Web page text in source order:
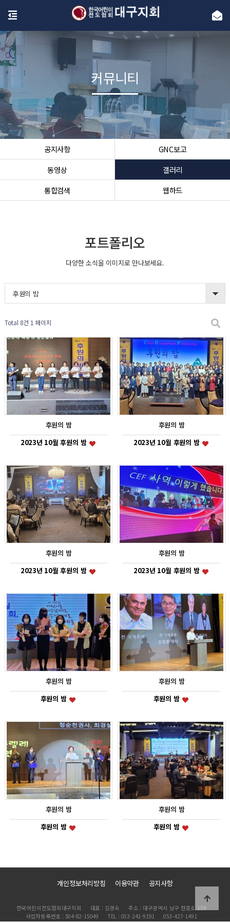
공지사항
GNC보고
동영상
갤러리
통합검색
웹하드
커뮤니티
포트폴리오
다양한 소식을 이미지로 만나보세요.
후원의 밤
Total 8건 1 페이지
후원의 밤
2023년 10월 후원의 밤
후원의 밤
2023년 10월 후원의 밤
후원의 밤
2023년 10월 후원의 밤
후원의 밤
2023년 10월 후원의 밤
후원의 밤
후원의 밤
후원의 밤
후원의 밤
후원의 밤
후원의 밤
후원의 밤
후원의 밤
개인정보처리방침 이용약관 공지사항
한국어린이전도협회대구지회 대표 : 김경숙
주소 : 대구광역시 남구 현충로 159
사업자등록번호 : 504-82-15049
TEL : 053-241-9191
053-427-1491